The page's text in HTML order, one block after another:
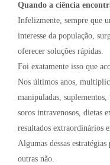
Quando a ciência
Infelizmente, sempre que
interesse da população,
oferecer soluções rápidas.
Foi exatamente isso que
Nos últimos anos,
manipuladas,
soros intravenosos, dietas
resultados extraordinários
Algumas dessas
outras não.